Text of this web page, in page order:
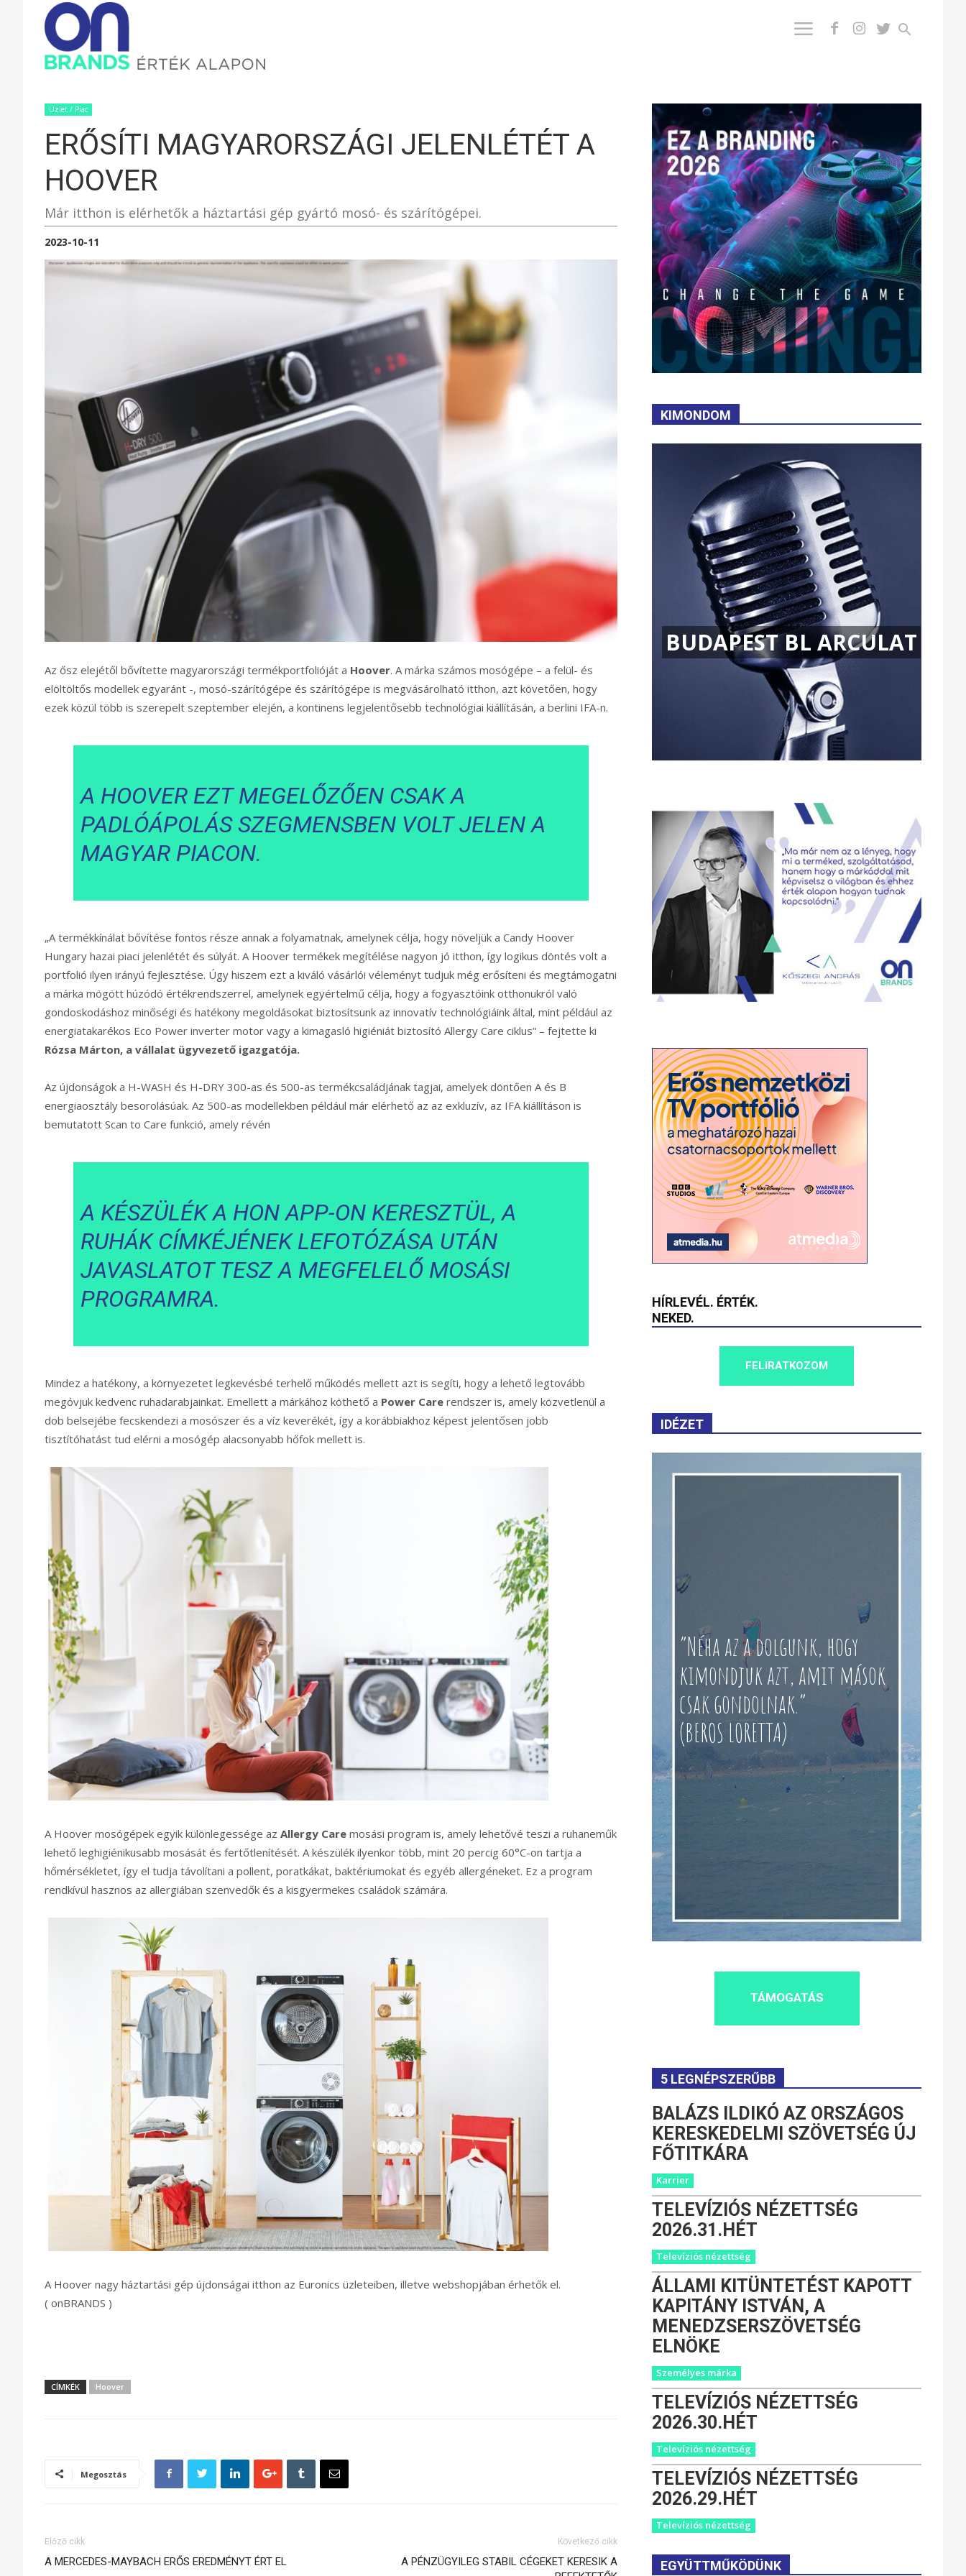
ÉRTÉK
Üzlet / Piac
ERŐSÍTI MAGYARORSZÁGI JELENLÉTÉT A
HOOVER
Már itthon is elérhetők a háztartási gép gyártó mosó- és szárítógépei.
2023-10-11
Az ősz elejétől bővítette magyarországi termékportfolióját a Hoover. A márka számos mosógépe – a felül- és
elöltöltős modellek egyaránt -, mosó-szárítógépe és szárítógépe is megvásárolható itthon, azt követően, hogy
ezek közül több is szerepelt szeptember elején, a kontinens legjelentősebb technológiai kiállításán, a berlini IFA-n.
A HOOVER EZT MEGELŐZŐEN CSAK A
PADLÓÁPOLÁS SZEGMENSBEN VOLT JELEN A
MAGYAR PIACON.
„A termékkínálat bővítése fontos része annak a folyamatnak, amelynek célja, hogy növeljük a Candy Hoover
Hungary hazai piaci jelenlétét és súlyát. A Hoover termékek megítélése nagyon jó itthon, így logikus döntés volt a
portfolió ilyen irányú fejlesztése. Úgy hiszem ezt a kiváló vásárlói véleményt tudjuk még erősíteni és megtámogatni
a márka mögött húzódó értékrendszerrel, amelynek egyértelmű célja, hogy a fogyasztóink otthonukról való
gondoskodáshoz minőségi és hatékony megoldásokat biztosítsunk az innovatív technológiáink által, mint például az
energiatakarékos Eco Power inverter motor vagy a kimagasló higiéniát biztosító Allergy Care ciklus” – fejtette ki
Rózsa Márton, a vállalat ügyvezető igazgatója.
Az újdonságok a H-WASH és H-DRY 300-as és 500-as termékcsaládjának tagjai, amelyek döntően A és B
energiaosztály besorolásúak. Az 500-as modellekben például már elérhető az az exkluzív, az IFA kiállításon is
bemutatott Scan to Care funkció, amely révén
A KÉSZÜLÉK A HON APP-ON KERESZTÜL, A
RUHÁK CÍMKÉJÉNEK LEFOTÓZÁSA UTÁN
JAVASLATOT TESZ A MEGFELELŐ MOSÁSI
PROGRAMRA.
Mindez a hatékony, a környezetet legkevésbé terhelő működés mellett azt is segíti, hogy a lehető legtovább
megóvjuk kedvenc ruhadarabjainkat. Emellett a márkához köthető a Power Care rendszer is, amely közvetlenül a
dob belsejébe fecskendezi a mosószer és a víz keverékét, így a korábbiakhoz képest jelentősen jobb
tisztítóhatást tud elérni a mosógép alacsonyabb hőfok mellett is.
A Hoover mosógépek egyik különlegessége az Allergy Care mosási program is, amely lehetővé teszi a ruhaneműk
lehető leghigiénikusabb mosását és fertőtlenítését. A készülék ilyenkor több, mint 20 percig 60°C-on tartja a
hőmérsékletet, így el tudja távolítani a pollent, poratkákat, baktériumokat és egyéb allergéneket. Ez a program
rendkívül hasznos az allergiában szenvedők és a kisgyermekes családok számára.
A Hoover nagy háztartási gép újdonságai itthon az Euronics üzleteiben, illetve webshopjában érhetők el.
( onBRANDS )
CÍMKÉK Hoover
Megosztás
Előző cikk
A MERCEDES-MAYBACH ERŐS EREDMÉNYT ÉRT EL
Következő cikk
A PÉNZÜGYILEG STABIL CÉGEKET KERESIK A
KIMONDOM
BUDAPEST BL ARCULAT
HÍRLEVÉL. ÉRTÉK.
NEKED.
FELIRATKOZOM
IDÉZET
“Néha az a dolgunk, hogy
kimondjuk azt, amit mások
csak gondolnak.”
(BEROS LORETTA)
TÁMOGATÁS
5 LEGNÉPSZERŰBB
BALÁZS ILDIKÓ AZ ORSZÁGOS
KERESKEDELMI SZÖVETSÉG ÚJ
FŐTITKÁRA
Karrier
TELEVÍZIÓS NÉZETTSÉG
2026.31.HÉT
Televíziós nézettség
ÁLLAMI KITÜNTETÉST KAPOTT
KAPITÁNY ISTVÁN, A
MENEDZSERSZÖVETSÉG
ELNÖKE
Személyes márka
TELEVÍZIÓS NÉZETTSÉG
2026.30.HÉT
Televíziós nézettség
TELEVÍZIÓS NÉZETTSÉG
2026.29.HÉT
Televíziós nézettség
EGYÜTTMŰKÖDÜNK